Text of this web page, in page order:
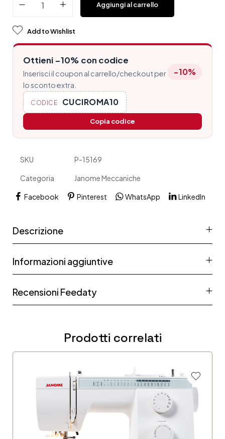
Aggiungi al carrello
Add to Wishlist
−10%
Ottieni −10% con codice
Inserisci il coupon al carrello/checkout per
lo sconto extra.
CODICE CUCIROMA10
Copia codice
SKU P-15169
Categoria Janome Meccaniche
Facebook Pinterest WhatsApp LinkedIn
Descrizione
Informazioni aggiuntive
Recensioni Feedaty
Prodotti correlati